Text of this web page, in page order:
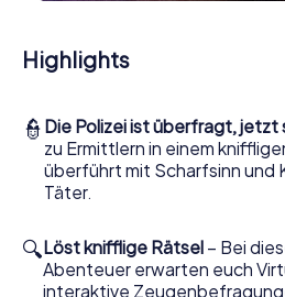
Videoschalte zu einem Zeugen,
sämtliche multimedialen
Das Krimispiel in Aveiro holt aber
Mitstreitern verborgene Talente
spannende Rollen und meistern
Gerichtsmediziner. Sie
Zusatzaufgaben auf Ihre Handys
jeweiligem Charakter
Highlights
👮 Die Polizei ist überfragt, jetzt
zu Ermittlern in einem
überführt mit Scharfsinn und
Täter.
🔍Löst knifflige Rätsel – Bei
Abenteuer erwarten euch
interaktive